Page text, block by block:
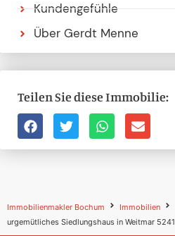
Kundengefühle
Über Gerdt Menne
Teilen Sie diese Immobilie:
Immobilienmakler Bochum
Immobilien
urgemütliches Siedlungshaus in Weitmar 5241